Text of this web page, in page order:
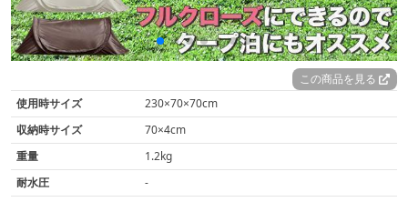
この商品を見る
使用時サイズ
230×70×70cm
収納時サイズ
70×4cm
重量
1.2kg
耐水圧
-